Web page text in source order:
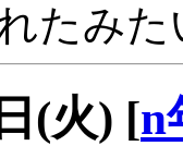
たみ
(火) [n